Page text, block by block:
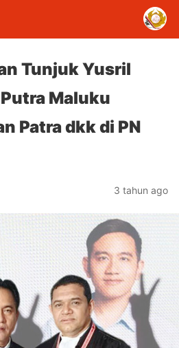
Tunjuk Yusril
Maluku
Patra dkk di PN
3 tahun ago